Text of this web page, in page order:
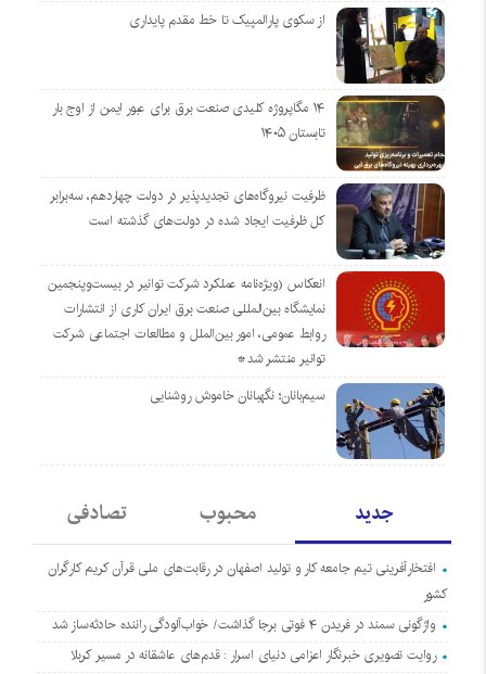
از سکوی پارالمپیک تا خط مقدم پایداری
۱۴ مگاپروژه‌ کلیدی صنعت برق برای عبور ایمن از اوج بار
تابستان ۱۴۰۵
ظرفیت نیروگاه‌های تجدیدپذیر در دولت چهاردهم، سه‌برابر
کل ظرفیت ایجاد شده در دولت‌های گذشته است
انعکاس (ویژه‌نامه عملکرد شرکت توانیر در بیست‌وپنجمین
نمایشگاه بین‌المللی صنعت برق ایران کاری از انتشارات
روابط عمومی، امور بین‌الملل و مطالعات اجتماعی شرکت
توانیر منتشر شد*
سیم‌بانان؛ نگهبانان خاموش روشنایی
جدید محبوب تصادفی
افتخارآفرینی تیم جامعه کار و تولید اصفهان در رقابت‌های ملی قرآن کریم کارگران
کشور
واژگونی سمند در فریدن ۴ فوتی برجا گذاشت/ خواب‌آلودگی راننده حادثه‌ساز شد
روایت تصویری خبرنگار اعزامی دنیای اسرار : قدم‌های عاشقانه در مسیر کربلا